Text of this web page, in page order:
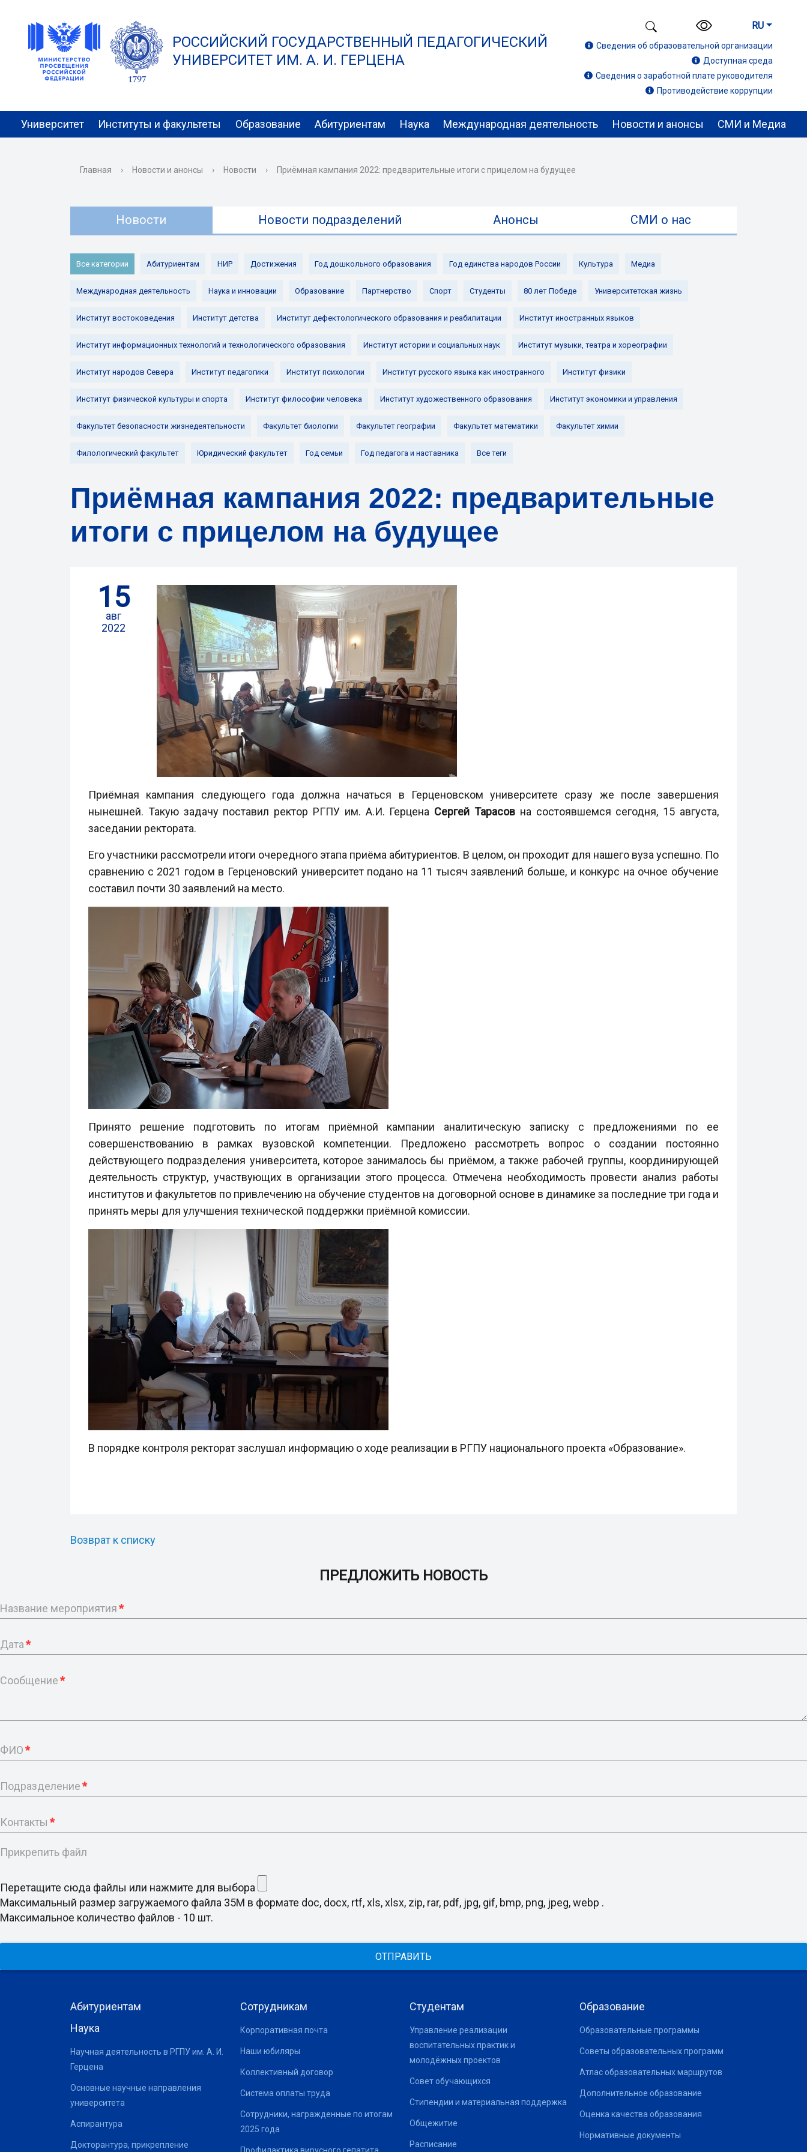
РОССИЙСКИЙ ГОСУДАРСТВЕННЫЙ ПЕДАГОГИЧЕСКИЙ
УНИВЕРСИТЕТ ИМ. А. И. ГЕРЦЕНА
RU
Сведения об образовательной организации
Доступная среда
Сведения о заработной плате руководителя
Противодействие коррупции
Университет Институты и факультеты Образование Абитуриентам Наука Международная деятельность Новости и анонсы СМИ и Медиа
Главная › Новости и анонсы › Новости › Приёмная кампания 2022: предварительные итоги с прицелом на будущее
Новости Новости подразделений Анонсы СМИ о нас
Все категории Абитуриентам НИР Достижения Год дошкольного образования Год единства народов России Культура Медиа
Международная деятельность Наука и инновации Образование Партнерство Спорт Студенты 80 лет Победе Университетская жизнь
Институт востоковедения Институт детства Институт дефектологического образования и реабилитации Институт иностранных языков
Институт информационных технологий и технологического образования Институт истории и социальных наук Институт музыки, театра и хореографии
Институт народов Севера Институт педагогики Институт психологии Институт русского языка как иностранного Институт физики
Институт физической культуры и спорта Институт философии человека Институт художественного образования Институт экономики и управления
Факультет безопасности жизнедеятельности Факультет биологии Факультет географии Факультет математики Факультет химии
Филологический факультет Юридический факультет Год семьи Год педагога и наставника Все теги
Приёмная кампания 2022: предварительные
итоги с прицелом на будущее
15
авг
2022
Приёмная кампания следующего года должна начаться в Герценовском университете сразу же после завершения
нынешней. Такую задачу поставил ректор РГПУ им. А.И. Герцена Сергей Тарасов на состоявшемся сегодня, 15 августа,
заседании ректората.
Его участники рассмотрели итоги очередного этапа приёма абитуриентов. В целом, он проходит для нашего вуза успешно. По
сравнению с 2021 годом в Герценовский университет подано на 11 тысяч заявлений больше, и конкурс на очное обучение
составил почти 30 заявлений на место.
Принято решение подготовить по итогам приёмной кампании аналитическую записку с предложениями по ее
совершенствованию в рамках вузовской компетенции. Предложено рассмотреть вопрос о создании постоянно
действующего подразделения университета, которое занималось бы приёмом, а также рабочей группы, координирующей
деятельность структур, участвующих в организации этого процесса. Отмечена необходимость провести анализ работы
институтов и факультетов по привлечению на обучение студентов на договорной основе в динамике за последние три года и
принять меры для улучшения технической поддержки приёмной комиссии.
В порядке контроля ректорат заслушал информацию о ходе реализации в РГПУ национального проекта «Образование».⁠
Возврат к списку
ПРЕДЛОЖИТЬ НОВОСТЬ
Название мероприятия*
Дата*
Сообщение*
ФИО*
Подразделение*
Контакты *
Прикрепить файл
Перетащите сюда файлы или нажмите для выбора
Максимальный размер загружаемого файла 35M в формате doc, docx, rtf, xls, xlsx, zip, rar, pdf, jpg, gif, bmp, png, jpeg, webp .
Максимальное количество файлов - 10 шт.
ОТПРАВИТЬ
Абитуриентам
Наука
Научная деятельность в РГПУ им. А. И.
Герцена
Основные научные направления
университета
Аспирантура
Докторантура, прикрепление
Сотрудникам
Корпоративная почта
Наши юбиляры
Коллективный договор
Система оплаты труда
Сотрудники, награжденные по итогам
2025 года
Студентам
Управление реализации
воспитательных практик и
молодёжных проектов
Совет обучающихся
Стипендии и материальная поддержка
Общежитие
Расписание
Образование
Образовательные программы
Советы образовательных программ
Атлас образовательных маршрутов
Дополнительное образование
Оценка качества образования
Нормативные документы